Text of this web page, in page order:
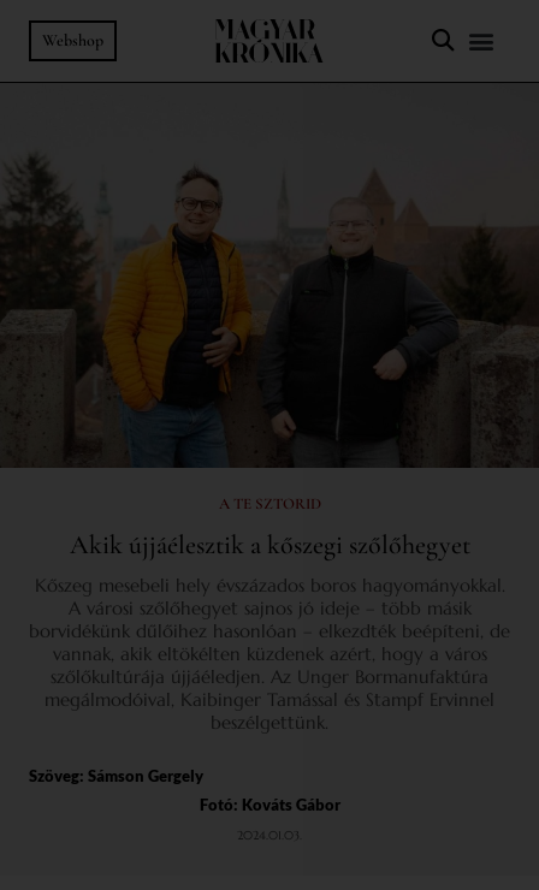
Webshop
A TE SZTORID
Akik újjáélesztik a kőszegi szőlőhegyet
Kőszeg mesebeli hely évszázados boros hagyományokkal.
A városi szőlőhegyet sajnos jó ideje – több másik
borvidékünk dűlőihez hasonlóan – elkezdték beépíteni, de
vannak, akik eltökélten küzdenek azért, hogy a város
szőlőkultúrája újjáéledjen. Az Unger Bormanufaktúra
megálmodóival, Kaibinger Tamással és Stampf Ervinnel
beszélgettünk.
Szöveg: Sámson Gergely
Fotó: Kováts Gábor
2024.01.03.